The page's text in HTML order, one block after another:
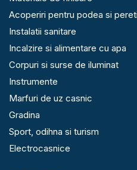
Acoperiri pentru podea si pereti
Instalatii sanitare
Incalzire si alimentare cu apa
Corpuri si surse de iluminat
Instrumente
Marfuri de uz casnic
Gradina
Sport, odihna si turism
Electrocasnice